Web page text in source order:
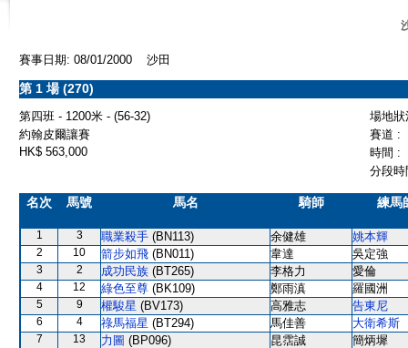
賽事日期: 08/01/2000 沙田
第 1 場 (270)
第四班 - 1200米 - (56-32)
場地
約翰皮爾讓賽
賽道 :
HK$ 563,000
時間 :
分段
名次 馬號 馬名 騎師 練馬
1 3 職業殺手 (BN113) 余健雄 姚本輝
2 10 箭步如飛 (BN011) 韋達 吳定強
3 2 成功民族 (BT265) 李格力 愛倫
4 12 綠色至尊 (BK109) 鄭雨滇 羅國洲
5 9 權駿星 (BV173) 高雅志 告東尼
6 4 祿馬福星 (BT294) 馬佳善 大衛希斯
7 13 力圖 (BP096) 昆霑誠 簡炳墀